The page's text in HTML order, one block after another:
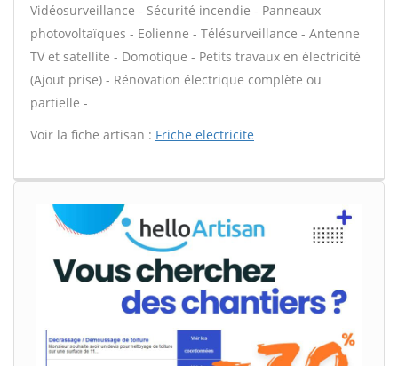
Vidéosurveillance - Sécurité incendie - Panneaux
photovoltaïques - Eolienne - Télésurveillance - Antenne
TV et satellite - Domotique - Petits travaux en électricité
(Ajout prise) - Rénovation électrique complète ou
partielle -
Voir la fiche artisan : Friche electricite